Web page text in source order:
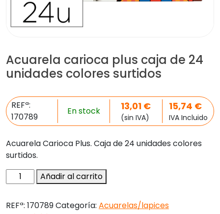
Acuarela carioca plus caja de 24
unidades colores surtidos
REFª:
170789
En stock 13,01 €
(sin IVA)
15,74 €
IVA Incluido
Acuarela Carioca Plus. Caja de 24 unidades colores
surtidos.
Acuarela
carioca
caja
Añadir al carrito
REFª: 170789Categoría: Acuarelas/lapices